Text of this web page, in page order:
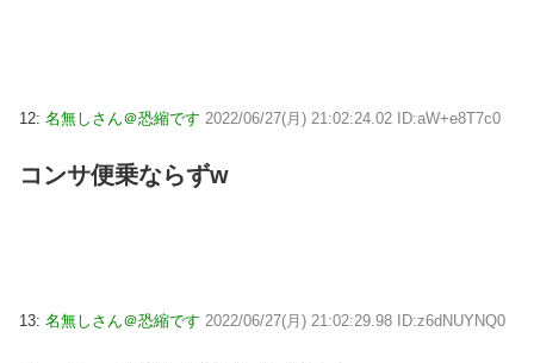
12: 名無しさん＠恐縮です 2022/06/27(月) 21:02:24.02 ID:aW+e8T7c0
コンサ便乗ならずw
13: 名無しさん＠恐縮です 2022/06/27(月) 21:02:29.98 ID:z6dNUYNQ0